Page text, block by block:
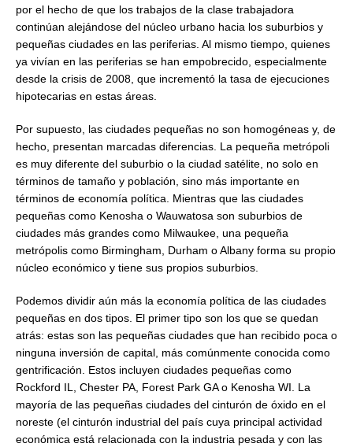
por el hecho de que los trabajos de la clase trabajadora
continúan alejándose del núcleo urbano hacia los suburbios y
pequeñas ciudades en las periferias. Al mismo tiempo, quienes
ya vivían en las periferias se han empobrecido, especialmente
desde la crisis de 2008, que incrementó la tasa de ejecuciones
hipotecarias en estas áreas.
Por supuesto, las ciudades pequeñas no son homogéneas y, de
hecho, presentan marcadas diferencias. La pequeña metrópoli
es muy diferente del suburbio o la ciudad satélite, no solo en
términos de tamaño y población, sino más importante en
términos de economía política. Mientras que las ciudades
pequeñas como Kenosha o Wauwatosa son suburbios de
ciudades más grandes como Milwaukee, una pequeña
metrópolis como Birmingham, Durham o Albany forma su propio
núcleo económico y tiene sus propios suburbios.
Podemos dividir aún más la economía política de las ciudades
pequeñas en dos tipos. El primer tipo son los que se quedan
atrás: estas son las pequeñas ciudades que han recibido poca o
ninguna inversión de capital, más comúnmente conocida como
gentrificación. Estos incluyen ciudades pequeñas como
Rockford IL, Chester PA, Forest Park GA o Kenosha WI. La
mayoría de las pequeñas ciudades del cinturón de óxido en el
noreste (el cinturón industrial del país cuya principal actividad
económica está relacionada con la industria pesada y con las